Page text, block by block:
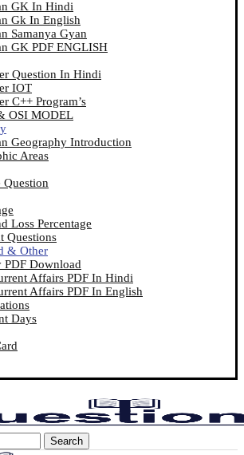
GK In Hindi
Gk In English
Samanya Gyan
GK PDF ENGLISH
Question In Hindi
IOT
C++ Program’s
OSI MODEL
Geography Introduction
Areas
Question
Loss Percentage
Questions
& Other
PDF Download
Affairs PDF In Hindi
Affairs PDF In English
Days
Search